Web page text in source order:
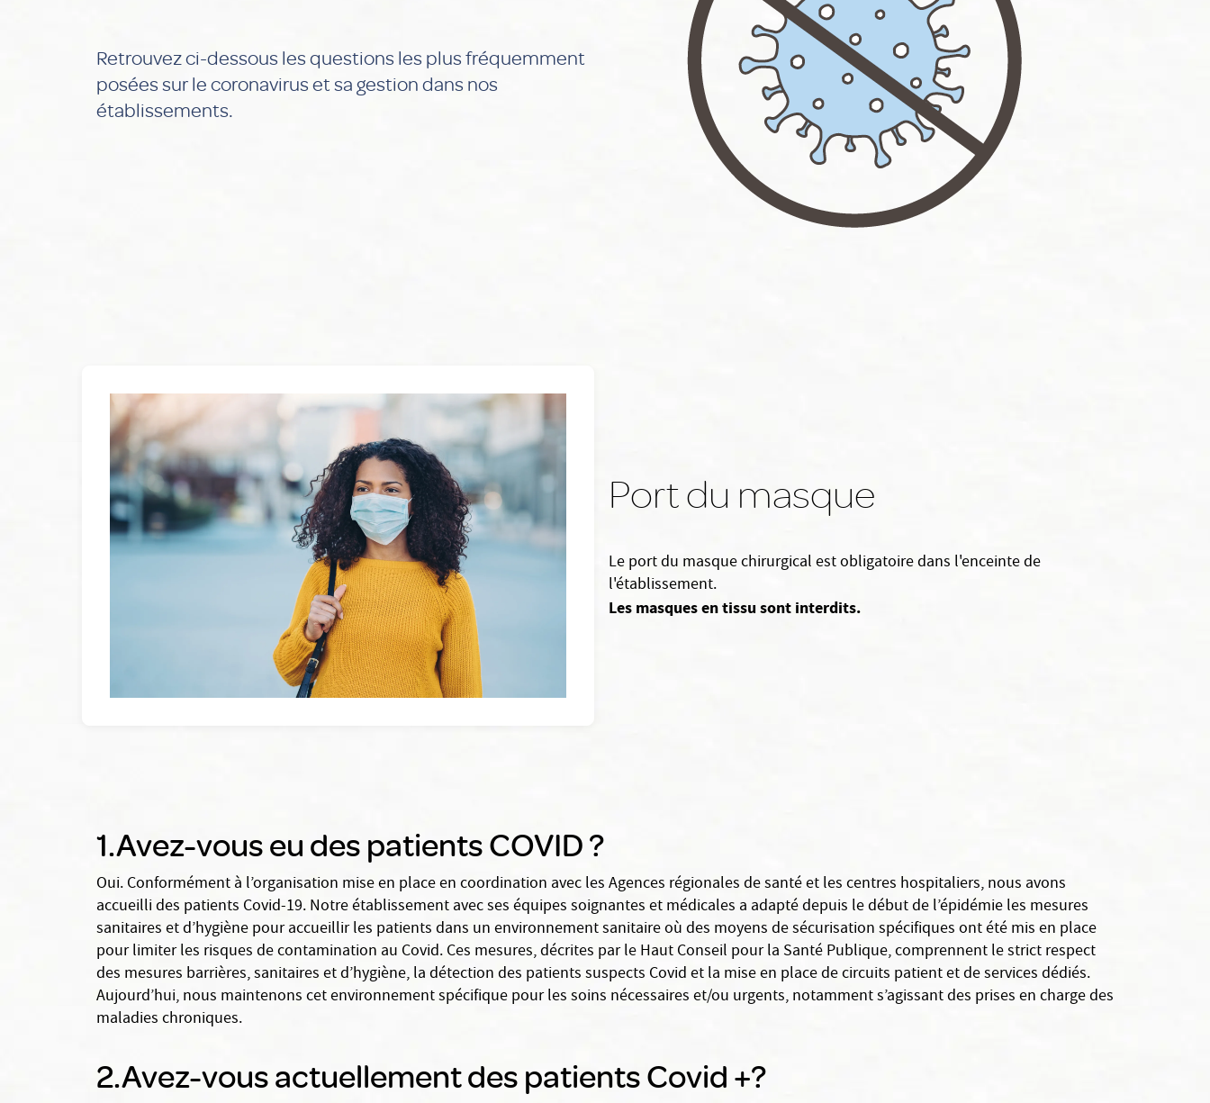
Retrouvez ci-dessous les questions les plus fréquemment
posées sur le coronavirus et sa gestion dans nos
établissements.
Port du masque
Le port du masque chirurgical est obligatoire dans l'enceinte de
l'établissement.
Les masques en tissu sont interdits.
1.Avez-vous eu des patients COVID ?
Oui. Conformément à l’organisation mise en place en coordination avec les Agences régionales de santé et les centres hospitaliers, nous avons
accueilli des patients Covid-19. Notre établissement avec ses équipes soignantes et médicales a adapté depuis le début de l’épidémie les mesures
sanitaires et d’hygiène pour accueillir les patients dans un environnement sanitaire où des moyens de sécurisation spécifiques ont été mis en place
pour limiter les risques de contamination au Covid. Ces mesures, décrites par le Haut Conseil pour la Santé Publique, comprennent le strict respect
des mesures barrières, sanitaires et d’hygiène, la détection des patients suspects Covid et la mise en place de circuits patient et de services dédiés.
Aujourd’hui, nous maintenons cet environnement spécifique pour les soins nécessaires et/ou urgents, notamment s’agissant des prises en charge des
maladies chroniques.
2.Avez-vous actuellement des patients Covid +?